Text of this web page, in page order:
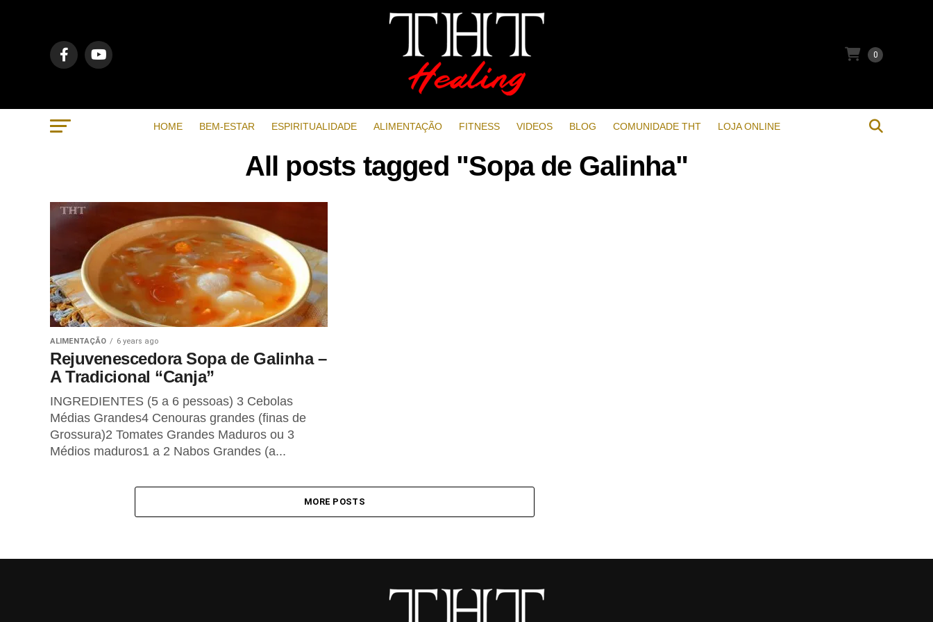
0
HOME BEM-ESTAR ESPIRITUALIDADE ALIMENTAÇÃO FITNESS VIDEOS BLOG COMUNIDADE THT LOJA ONLINE
All posts tagged "Sopa de Galinha"
ALIMENTAÇÃO 6 years ago
Rejuvenescedora Sopa de Galinha –
A Tradicional “Canja”
INGREDIENTES (5 a 6 pessoas) 3 Cebolas
Médias Grandes4 Cenouras grandes (finas de
Grossura)2 Tomates Grandes Maduros ou 3
Médios maduros1 a 2 Nabos Grandes (a...
MORE POSTS
RECENTES POPULAR VIDEOS
BEM-ESTAR 7 months ago
Métodos de respiração para
ajudar a dormir
BEM-ESTAR 1 year ago
Caminhada Japonesa para
melhorar a saúde
cardiometabólica
REIKI 1 year ago
LIFESTYLE 1 year ago